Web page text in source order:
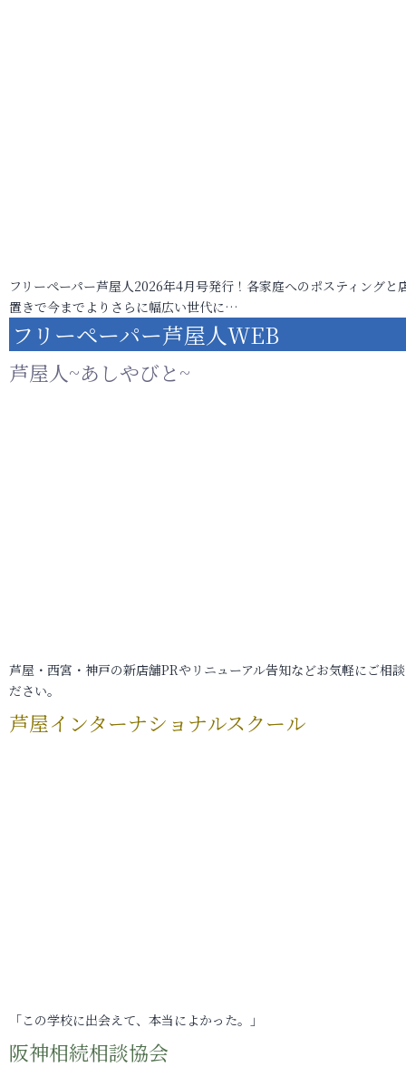
フリーペーパー芦屋人2026年4月号発行！各家庭へのポスティングと
置きで今までよりさらに幅広い世代に…
フリーペーパー芦屋人WEB
芦屋人~あしやびと~
芦屋・西宮・神戸の新店舗PRやリニューアル告知などお気軽にご相
ださい。
芦屋インターナショナルスクール
「この学校に出会えて、本当によかった。」
阪神相続相談協会